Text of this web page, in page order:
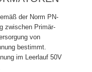
der Norm PN-
zwischen Primär-
von
bestimmt.
im Leerlauf 50V